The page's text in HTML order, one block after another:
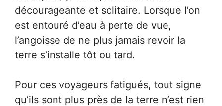
décourageante et solitaire. Lorsque l’on
est entouré d’eau à perte de vue,
l’angoisse de ne plus jamais revoir la
terre s’installe tôt ou tard.
Pour ces voyageurs fatigués, tout signe
qu’ils sont plus près de la terre n’est rien